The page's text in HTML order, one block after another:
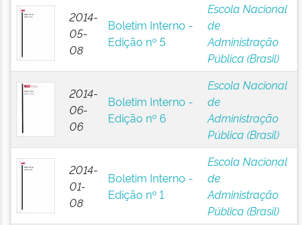
2014-
05-
08
Boletim Interno -
Edição nº 5
Escola Nacional
de
Administração
Pública (Brasil)
2014-
06-
06
Boletim Interno -
Edição nº 6
Escola Nacional
de
Administração
Pública (Brasil)
2014-
01-
08
Boletim Interno -
Edição nº 1
Escola Nacional
de
Administração
Pública (Brasil)